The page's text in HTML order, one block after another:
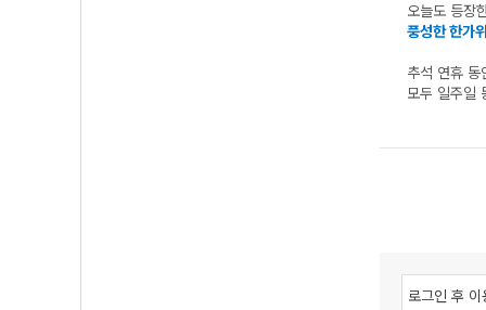
오늘도 등장
풍성한 한가
추석 연휴 동